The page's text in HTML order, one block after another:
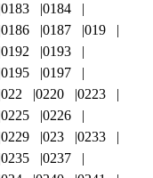
0183
0184
0186 0187
019
0192
0193
0195
0197
022 0220
0223
0225
0226
0229 023
0233
0235
0237